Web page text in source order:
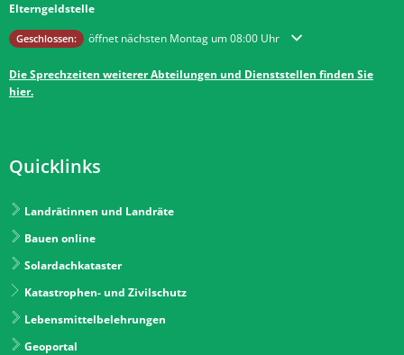
Elterngeldstelle
Klicken, um weitere Öffnungs- oder Schließzeiten auszublenden
Geschlossen: öffnet nächsten Montag um 08:00 Uhr
Die Sprechzeiten weiterer Abteilungen und Dienststellen finden Sie
hier.
Quicklinks
Landrätinnen und Landräte
Bauen online
Solardachkataster
Katastrophen- und Zivilschutz
Lebensmittelbelehrungen
Geoportal